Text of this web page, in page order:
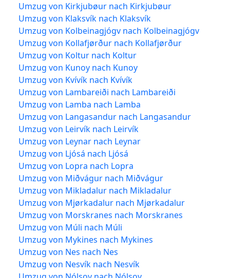
Umzug von Kirkjubøur nach Kirkjubøur
Umzug von Klaksvík nach Klaksvík
Umzug von Kolbeinagjógv nach Kolbeinagjógv
Umzug von Kollafjørður nach Kollafjørður
Umzug von Koltur nach Koltur
Umzug von Kunoy nach Kunoy
Umzug von Kvívík nach Kvívík
Umzug von Lambareiði nach Lambareiði
Umzug von Lamba nach Lamba
Umzug von Langasandur nach Langasandur
Umzug von Leirvík nach Leirvík
Umzug von Leynar nach Leynar
Umzug von Ljósá nach Ljósá
Umzug von Lopra nach Lopra
Umzug von Miðvágur nach Miðvágur
Umzug von Mikladalur nach Mikladalur
Umzug von Mjørkadalur nach Mjørkadalur
Umzug von Morskranes nach Morskranes
Umzug von Múli nach Múli
Umzug von Mykines nach Mykines
Umzug von Nes nach Nes
Umzug von Nesvík nach Nesvík